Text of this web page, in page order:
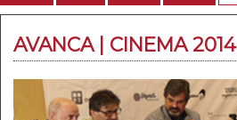
AVANCA | CINEMA 2014